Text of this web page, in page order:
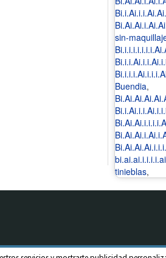
sin-
Buendia,
tinieblas,